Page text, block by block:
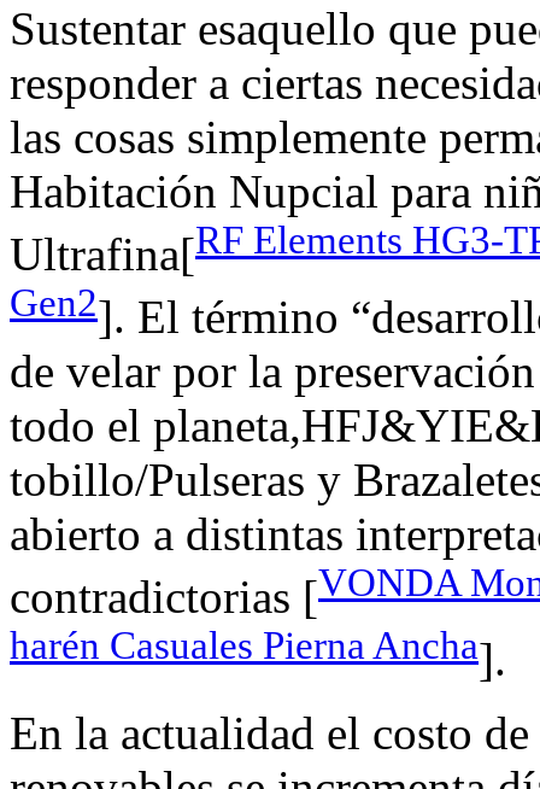
Sustentar esaquello que
responder a ciertas
las cosas simplemente
Habitación Nupcial para
Ultrafina[RF Elements HG3-
Gen2]. El término
de velar por la
todo el
tobillo/Pulseras y
abierto a distintas
contradictorias [VONDA
harén Casuales Pierna Ancha].
En la actualidad el costo